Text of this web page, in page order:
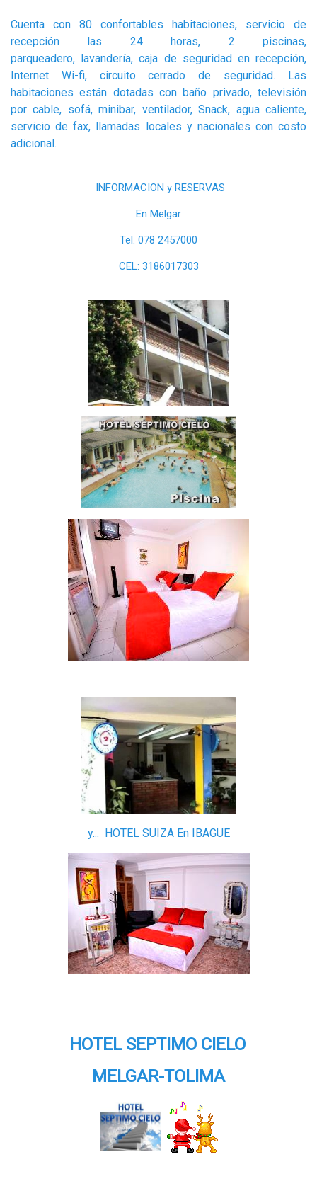
Cuenta con 80 confortables habitaciones, servicio de
recepción las 24 horas, 2 piscinas,
parqueadero, lavandería, caja de seguridad en recepción,
Internet Wi-fi, circuito cerrado de seguridad. Las
habitaciones están dotadas con baño privado, televisión
por cable, sofá, minibar, ventilador, Snack, agua caliente,
servicio de fax, llamadas locales y nacionales con costo
adicional.
INFORMACION y RESERVAS
En Melgar
Tel. 078 2457000
CEL: 3186017303
y... HOTEL SUIZA En IBAGUE
HOTEL SEPTIMO CIELO
MELGAR-TOLIMA